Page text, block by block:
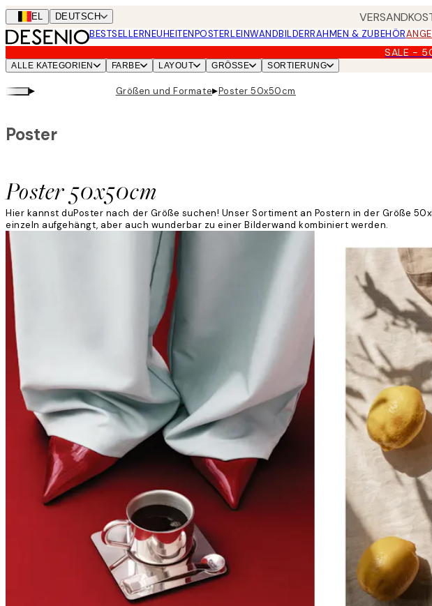
Skip
to
main
content.
BEL DEUTSCH
BESTSELLERNEUHEITENPOSTERLEINWANDBILDERRAHMEN & ZUBEHÖR
SALE -
ALLE KATEGORIEN FARBE LAYOUT GRÖSSE SORTIERUNG
▸ Größen und Formate▸Poster 50x50cm
Poster 50x50cm
Poster
Hier kannst duPoster nach der Größe suchen! Unser Sortiment an Postern in der Größe
einzeln aufgehängt, aber auch wunderbar zu einer Bilderwand kombiniert werden.